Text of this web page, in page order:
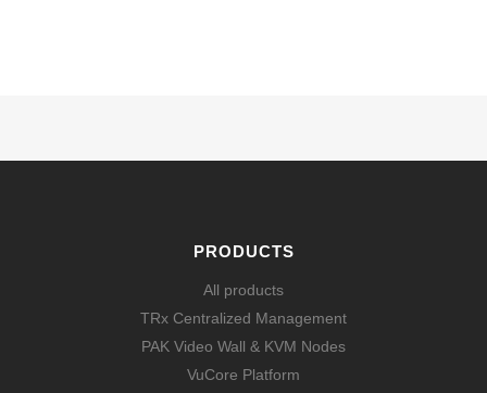
PRODUCTS
All products
TRx Centralized Management
PAK Video Wall & KVM Nodes
VuCore Platform